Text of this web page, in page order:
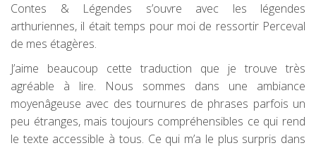
Contes & Légendes s’ouvre avec les légendes
arthuriennes, il était temps pour moi de ressortir Perceval
de mes étagères.
J’aime beaucoup cette traduction que je trouve très
agréable à lire. Nous sommes dans une ambiance
moyenâgeuse avec des tournures de phrases parfois un
peu étranges, mais toujours compréhensibles ce qui rend
le texte accessible à tous. Ce qui m’a le plus surpris dans